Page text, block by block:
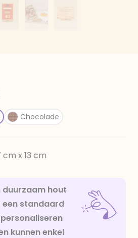
Chocolade
cm x 13 cm
hout
een standaard
kunnen enkel